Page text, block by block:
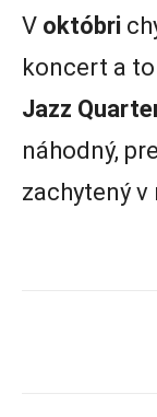
V októbri
koncert a
Jazz
náhodný,
zachytený v